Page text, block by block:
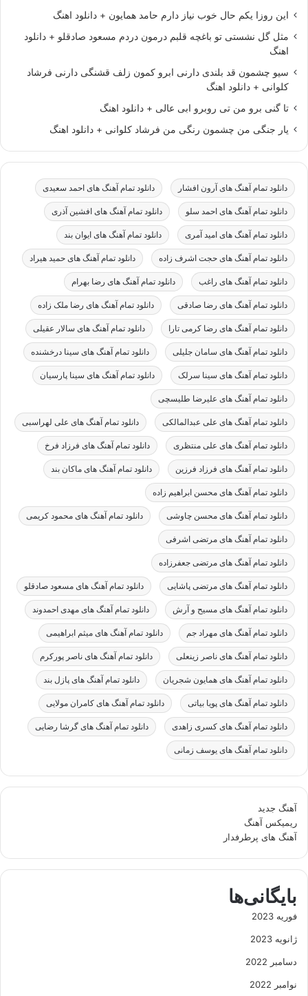
این روزا یکم حال خوب نیاز دارم حامد همایون + دانلود اهنگ
مثل گل نشستی تو باغچه قلبم درمون دردم مسعود صادقلو + دانلود
اهنگ
سیو چشمون قد بلندی دارنی ابرو کمون زلف قشنگی دارنی فرشاد
کلوانی + دانلود اهنگ
تا گنی برو من تی روبرو ابی عالی + دانلود اهنگ
یار جنگی من چشمون رنگی من فرشاد کلوانی + دانلود اهنگ
دانلود تمام آهنگ های آرون افشار دانلود تمام آهنگ های احمد سعیدی
دانلود تمام آهنگ های احمد سلو دانلود تمام آهنگ های افشین آذری
دانلود تمام آهنگ های امید آمری دانلود تمام آهنگ های ایوان بند
دانلود تمام آهنگ های حجت اشرف زاده دانلود تمام آهنگ های حمید هیراد
دانلود تمام آهنگ های راغب دانلود تمام آهنگ های رضا بهرام
دانلود تمام آهنگ های رضا صادقی دانلود تمام آهنگ های رضا ملک زاده
دانلود تمام آهنگ های رضا کرمی تارا دانلود تمام آهنگ های سالار عقیلی
دانلود تمام آهنگ های سامان جلیلی دانلود تمام آهنگ های سینا درخشنده
دانلود تمام آهنگ های سینا سرلک دانلود تمام آهنگ های سینا پارسیان
دانلود تمام آهنگ های علیرضا طلیسچی
دانلود تمام آهنگ های علی عبدالمالکی دانلود تمام آهنگ های علی لهراسبی
دانلود تمام آهنگ های علی منتظری دانلود تمام آهنگ های فرزاد فرخ
دانلود تمام آهنگ های فرزاد فرزین دانلود تمام آهنگ های ماکان بند
دانلود تمام آهنگ های محسن ابراهیم زاده
دانلود تمام آهنگ های محسن چاوشی دانلود تمام آهنگ های محمود کریمی
دانلود تمام آهنگ های مرتضی اشرفی
دانلود تمام آهنگ های مرتضی جعفرزاده
دانلود تمام آهنگ های مرتضی پاشایی دانلود تمام آهنگ های مسعود صادقلو
دانلود تمام آهنگ های مسیح و آرش دانلود تمام آهنگ های مهدی احمدوند
دانلود تمام آهنگ های مهراد جم دانلود تمام آهنگ های میثم ابراهیمی
دانلود تمام آهنگ های ناصر زینعلی دانلود تمام آهنگ های ناصر پورکرم
دانلود تمام آهنگ های همایون شجریان دانلود تمام آهنگ های پازل بند
دانلود تمام آهنگ های پویا بیاتی دانلود تمام آهنگ های کامران مولایی
دانلود تمام آهنگ های کسری زاهدی دانلود تمام آهنگ های گرشا رضایی
دانلود تمام آهنگ های یوسف زمانی
آهنگ جدید
ریمیکس آهنگ
آهنگ های پرطرفدار
بایگانی‌ها
فوریه 2023
ژانویه 2023
دسامبر 2022
نوامبر 2022